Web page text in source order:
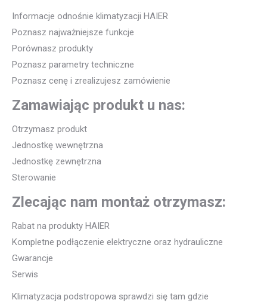
Informacje odnośnie klimatyzacji HAIER
Poznasz najważniejsze funkcje
Porównasz produkty
Poznasz parametry techniczne
Poznasz cenę i zrealizujesz zamówienie
Zamawiając produkt u nas:
Otrzymasz produkt
Jednostkę wewnętrzna
Jednostkę zewnętrzna
Sterowanie
Zlecając nam montaż otrzymasz:
Rabat na produkty HAIER
Kompletne podłączenie elektryczne oraz hydrauliczne
Gwarancje
Serwis
Klimatyzacja podstropowa sprawdzi się tam gdzie